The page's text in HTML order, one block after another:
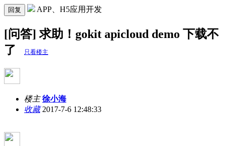
回复 APP、H5应用开发
[问答] 求助！gokit apicloud demo 下载不
了
只看楼主
楼主 徐小海
收藏2017-7-6 12:48:33